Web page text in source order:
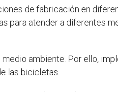
de fabricación en
para atender a diferentes
ambiente. Por ello,
las bicicletas.